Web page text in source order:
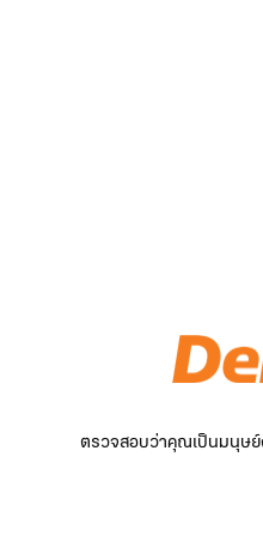
ตรวจสอบว่าคุณเป็นมนุษย์